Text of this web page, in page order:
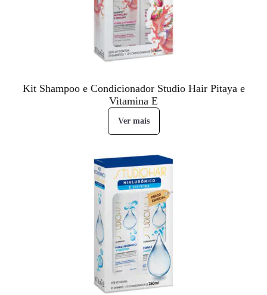
Kit Shampoo e Condicionador Studio Hair Pitaya e
Vitamina E
Ver mais